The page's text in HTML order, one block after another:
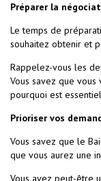
Préparer la
Le temps de
souhaitez obtenir et
Rappelez-vous les
Vous savez que
pourquoi est
Prioriser vos
Vous savez que le
que vous aurez une
Vous avez peut-être